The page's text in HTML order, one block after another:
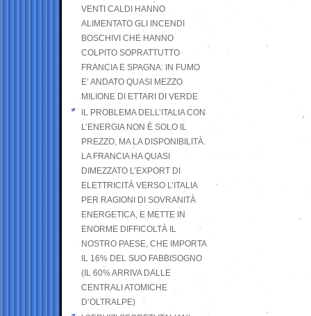
VENTI CALDI HANNO
ALIMENTATO GLI INCENDI
BOSCHIVI CHE HANNO
COLPITO SOPRATTUTTO
FRANCIA E SPAGNA: IN FUMO
E’ ANDATO QUASI MEZZO
MILIONE DI ETTARI DI VERDE
IL PROBLEMA DELL’ITALIA CON
L’ENERGIA NON È SOLO IL
PREZZO, MA LA DISPONIBILITÀ.
LA FRANCIA HA QUASI
DIMEZZATO L’EXPORT DI
ELETTRICITÀ VERSO L’ITALIA
PER RAGIONI DI SOVRANITÀ
ENERGETICA, E METTE IN
ENORME DIFFICOLTÀ IL
NOSTRO PAESE, CHE IMPORTA
IL 16% DEL SUO FABBISOGNO
(IL 60% ARRIVA DALLE
CENTRALI ATOMICHE
D’OLTRALPE)